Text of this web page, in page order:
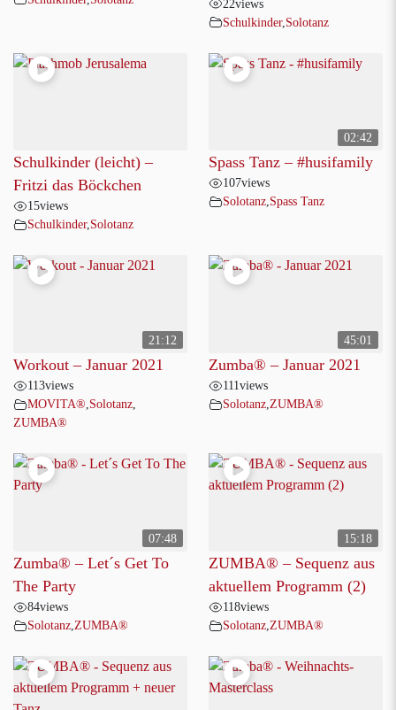
22views
Schulkinder, Solotanz
Schulkinder (leicht) –
Fritzi das Böckchen
15views
Schulkinder,Solotanz
02:42
Spass Tanz – #husifamily
107views
Solotanz,Spass Tanz
21:12
Workout – Januar 2021
113views
MOVITA®,Solotanz,
ZUMBA®
45:01
Zumba® – Januar 2021
111views
Solotanz,ZUMBA®
07:48
Zumba® – Let´s Get To
The Party
84views
Solotanz ZUMBA®
15:18
ZUMBA® – Sequenz aus
aktuellem Programm (2)
118views
Solotanz ZUMBA®